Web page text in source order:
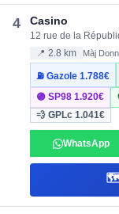
4 Casino
12 rue de la
📍 2.8 km Màj
⛽ Gazole1.788€
🟣 SP981.920€
💨 GPLc1.041€
WhatsApp
🗺️